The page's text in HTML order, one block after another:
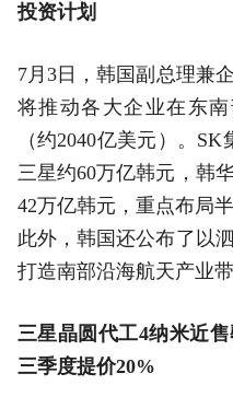
投资计划
7月3日，韩国副总理兼
将推动各大企业在东
（约2040亿美元）。
三星约60万亿韩元，韩
42万亿韩元，重点布局
此外，韩国还公布了以
打造南部沿海航天产业带
三星晶圆代工4纳米近
三季度提价20%